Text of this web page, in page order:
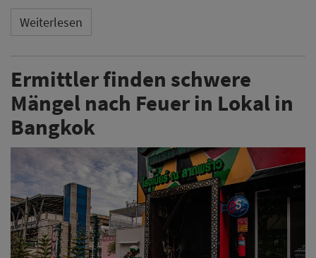
Weiterlesen
Ermittler finden schwere
Mängel nach Feuer in Lokal in
Bangkok